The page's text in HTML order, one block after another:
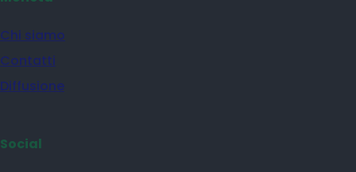
Chi siamo
Contatti
Diffusione
Social